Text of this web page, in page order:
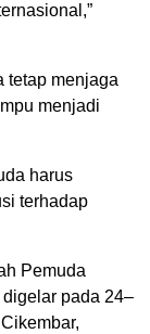
tetap menjaga
menjadi
harus
terhadap
Pemuda
pada 24–